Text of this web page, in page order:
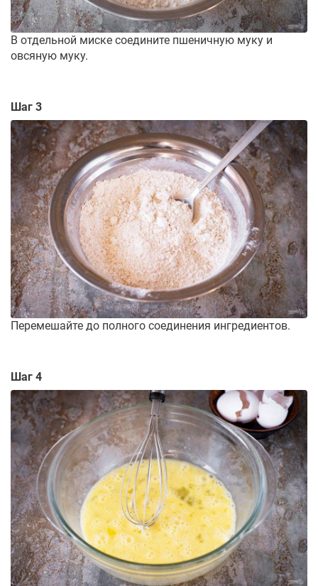
В отдельной миске соедините пшеничную муку и
овсяную муку.
Шаг 3
Перемешайте до полного соединения ингредиентов.
Шаг 4